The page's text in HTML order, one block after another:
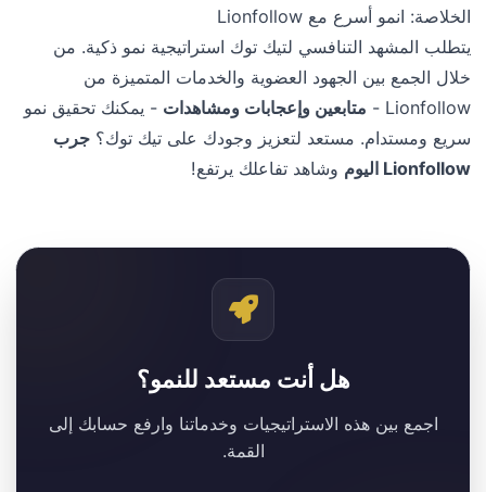
الخلاصة: انمو أسرع مع Lionfollow
يتطلب المشهد التنافسي لتيك توك استراتيجية نمو ذكية. من
خلال الجمع بين الجهود العضوية والخدمات المتميزة من
Lionfollow -
متابعين وإعجابات ومشاهدات - يمكنك تحقيق نمو
سريع ومستدام. مستعد لتعزيز وجودك على تيك توك؟جرب
Lionfollow اليوم
وشاهد تفاعلك يرتفع!
هل أنت مستعد للنمو؟
اجمع بين هذه الاستراتيجيات وخدماتنا وارفع حسابك إلى
القمة.